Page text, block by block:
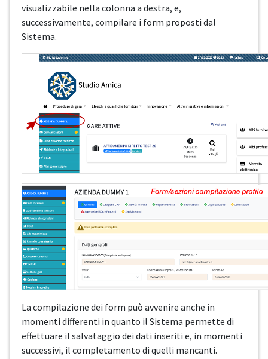
visualizzabile nella colonna a destra, e,
successivamente, compilare i form proposti dal
Sistema.
La compilazione dei form può avvenire anche in
momenti differenti in quanto il Sistema permette di
effettuare il salvataggio dei dati inseriti e, in momenti
successivi, il completamento di quelli mancanti.